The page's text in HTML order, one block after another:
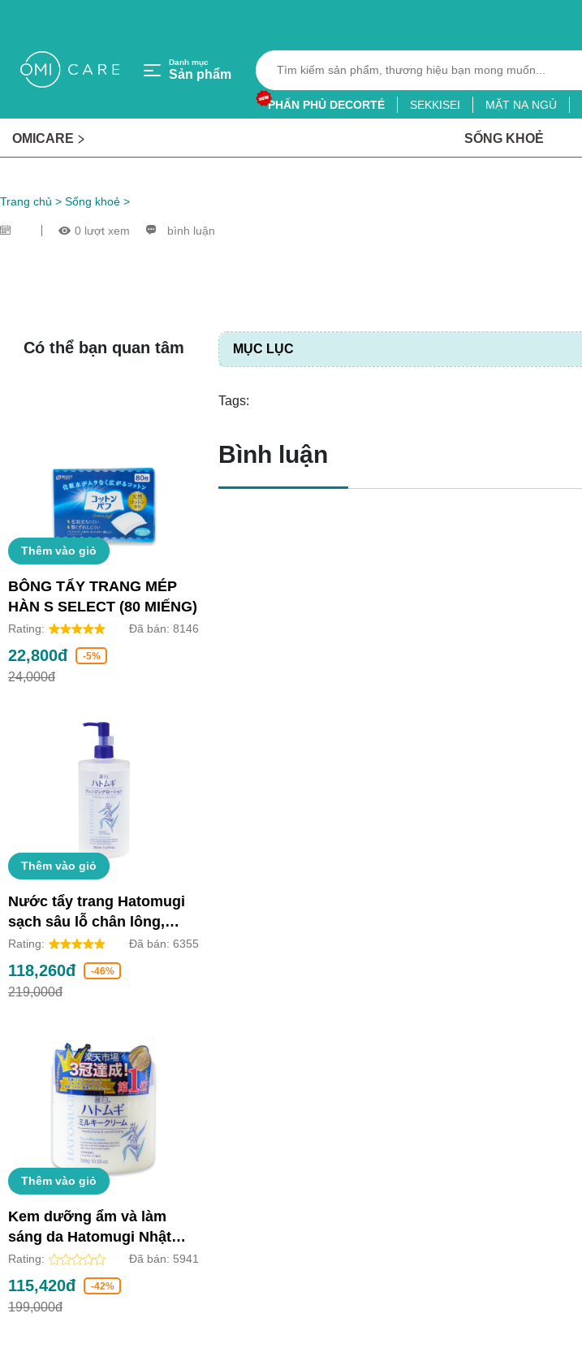
Danh mục
Sản phẩm
PHẤN PHỦ DECORTÉ SEKKISEI MẶT NẠ NGỦ
BỘT LÁ ĐẠI MẠCH
OMICARE SỐNG KHOẺ
Trang chủ > Sống khoẻ >
0 lượt xem bình luận
Có thể bạn quan tâm
Thêm vào giỏ
BÔNG TẨY TRANG MÉP
HÀN S SELECT (80 MIẾNG)
Rating: Đã bán: 8146
22,800đ -5%
24,000đ
Thêm vào giỏ
Nước tẩy trang Hatomugi
sạch sâu lỗ chân lông,
dưỡng ẩm và làm sáng da
(Chai 500ml)
Rating: Đã bán: 6355
118,260đ -46%
219,000đ
Thêm vào giỏ
Kem dưỡng ẩm và làm
sáng da Hatomugi Nhật
Bản (Lọ 300g)
Rating: Đã bán: 5941
115,420đ -42%
199,000đ
MỤC LỤC
Tags:
Bình luận